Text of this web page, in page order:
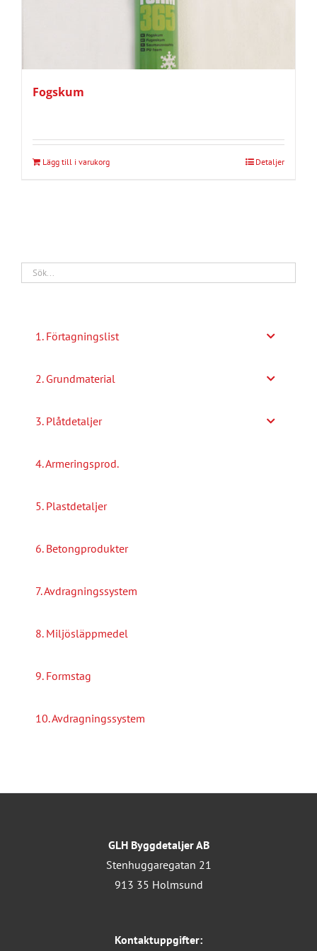
Fogskum
Lägg till i varukorg Detaljer
1. Förtagningslist
2. Grundmaterial
3. Plåtdetaljer
4. Armeringsprod.
5. Plastdetaljer
6. Betongprodukter
7. Avdragningssystem
8. Miljösläppmedel
9. Formstag
10. Avdragningssystem
GLH Byggdetaljer AB
Stenhuggaregatan 21
913 35 Holmsund
Kontaktuppgifter: